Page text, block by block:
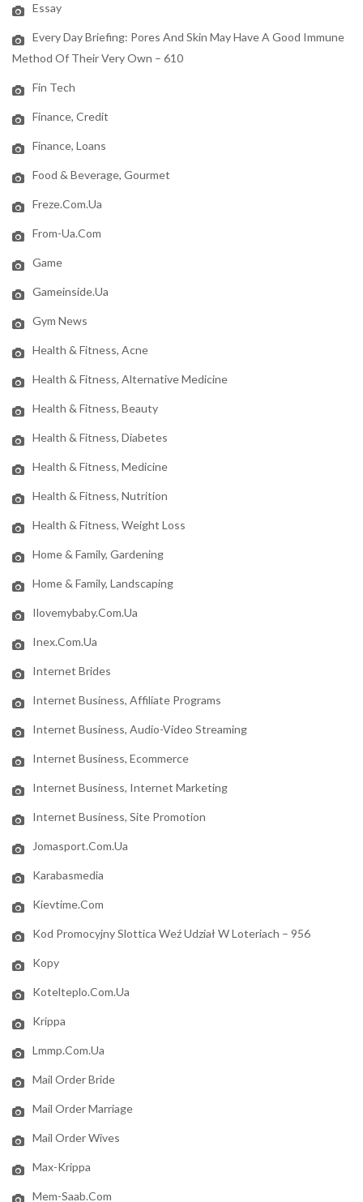
Essay
Every Day Briefing: Pores And Skin May Have A Good Immune
Method Of Their Very Own – 610
Fin Tech
Finance, Credit
Finance, Loans
Food & Beverage, Gourmet
Freze.com.ua
From-Ua.com
Game
Gameinside.ua
Gym News
Health & Fitness, Acne
Health & Fitness, Alternative Medicine
Health & Fitness, Beauty
Health & Fitness, Diabetes
Health & Fitness, Medicine
Health & Fitness, Nutrition
Health & Fitness, Weight Loss
Home & Family, Gardening
Home & Family, Landscaping
Ilovemybaby.com.ua
Inex.com.ua
Internet Brides
Internet Business, Affiliate Programs
Internet Business, Audio-Video Streaming
Internet Business, Ecommerce
Internet Business, Internet Marketing
Internet Business, Site Promotion
Jomasport.com.ua
Karabasmedia
Kievtime.com
Kod Promocyjny Slottica Weź Udział W Loteriach – 956
Kopy
Kotelteplo.com.ua
Krippa
Lmmp.com.ua
Mail Order Bride
Mail Order Marriage
Mail Order Wives
Max-Krippa
Mem-Saab.com